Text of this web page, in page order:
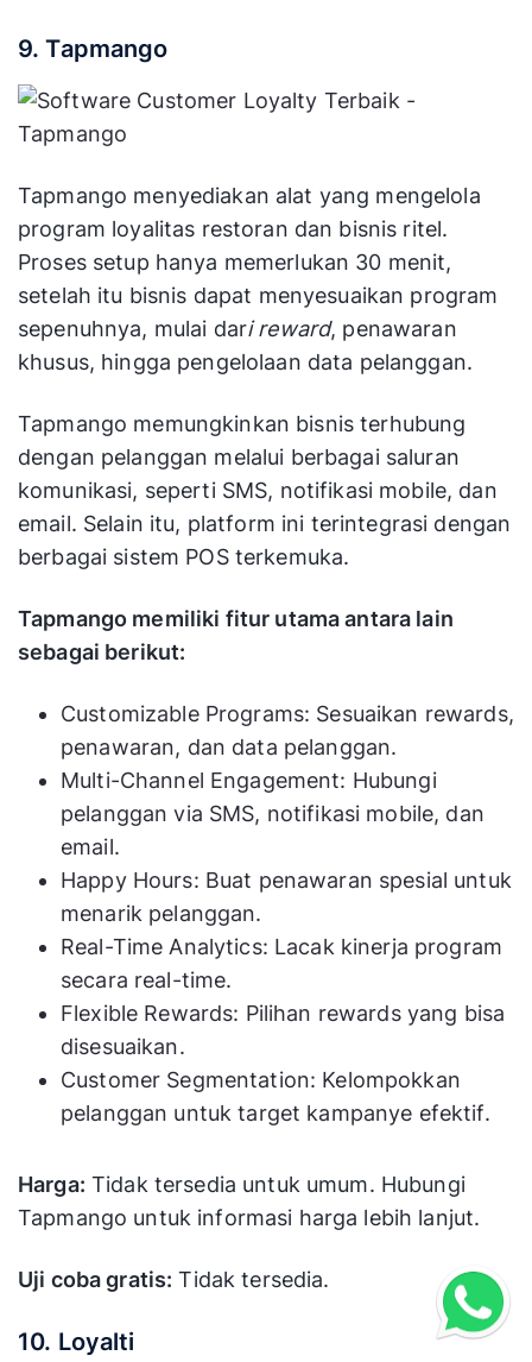
9. Tapmango
Tapmango menyediakan alat yang mengelola
program loyalitas restoran dan bisnis ritel.
Proses setup hanya memerlukan 30 menit,
setelah itu bisnis dapat menyesuaikan program
sepenuhnya, mulai dari reward, penawaran
khusus, hingga pengelolaan data pelanggan.
Tapmango memungkinkan bisnis terhubung
dengan pelanggan melalui berbagai saluran
komunikasi, seperti SMS, notifikasi mobile, dan
email. Selain itu, platform ini terintegrasi dengan
berbagai sistem POS terkemuka.
Tapmango memiliki fitur utama antara lain
sebagai berikut:
Customizable Programs: Sesuaikan rewards,
penawaran, dan data pelanggan.
Multi-Channel Engagement: Hubungi
pelanggan via SMS, notifikasi mobile, dan
email.
Happy Hours: Buat penawaran spesial untuk
menarik pelanggan.
Real-Time Analytics: Lacak kinerja program
secara real-time.
Flexible Rewards: Pilihan rewards yang bisa
disesuaikan.
Customer Segmentation: Kelompokkan
pelanggan untuk target kampanye efektif.
Harga: Tidak tersedia untuk umum. Hubungi
Tapmango untuk informasi harga lebih lanjut.
Uji coba gratis: Tidak tersedia.
10. Loyalti